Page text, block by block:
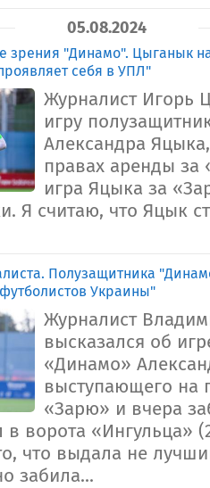
05.08.2024
зрения "Динамо". Цыганык
себя в УПЛ"
Журналист Игорь
игру
Александра
правах аренды
игра Яцыка за
Я считаю, что Яцык
Полузащитника
Украины"
Журналист
высказался об
«Динамо»
выступающего на
«Зарю» и вчера
ворота «Ингульца»
что выдала не
забила...